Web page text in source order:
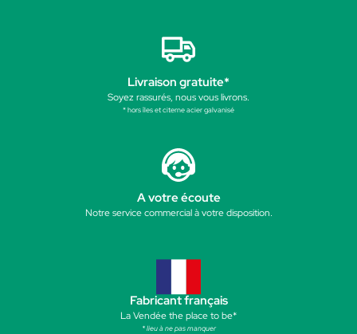
Livraison gratuite*
Soyez rassurés, nous vous livrons.
* hors îles et citerne acier galvanisé
A votre écoute
Notre service commercial à votre disposition.
Fabricant français
La Vendée the place to be*
* lieu à ne pas manquer